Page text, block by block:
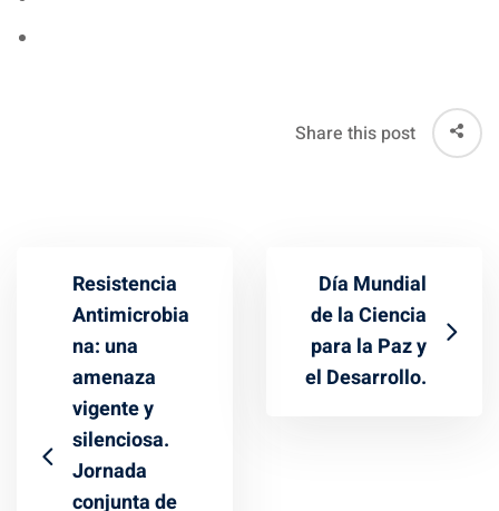
Share this post
Resistencia
Antimicrobia
na: una
amenaza
vigente y
silenciosa.
Jornada
conjunta de
Día Mundial
de la Ciencia
para la Paz y
el Desarrollo.